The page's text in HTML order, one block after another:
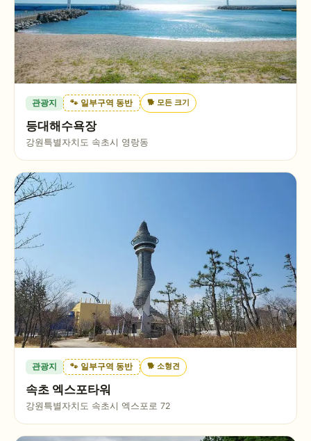
관광지 🐾 일부구역 동반 🐕 모든 크기
등대해수욕장
강원특별자치도 속초시 영랑동
관광지 🐾 일부구역 동반 🐕 소형견
속초 엑스포타워
강원특별자치도 속초시 엑스포로 72